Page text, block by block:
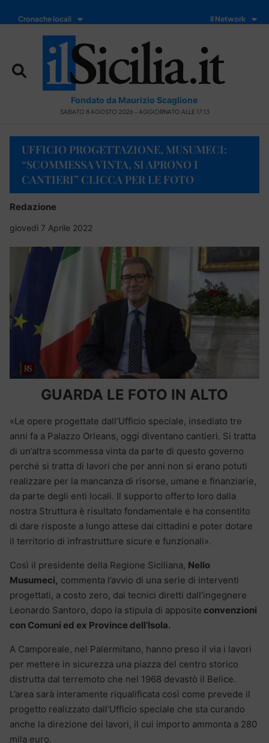
Cronache locali Il Network
Fondato da Maurizio Scaglione
SABATO 8 AGOSTO 2026 - AGGIORNATO ALLE 17:13
UFFICIO PROGETTAZIONE, MUSUMECI:
“SCOMMESSA VINTA, SI APRONO I
CANTIERI” CLICCA PER LE FOTO
Redazione
giovedì 7 Aprile 2022
GUARDA LE FOTO IN ALTO
«Le opere progettate dall’Ufficio speciale, insediato tre
anni fa a Palazzo Orleans, oggi diventano cantieri. Si tratta
di un’altra scommessa vinta da parte di questo governo
perché si tratta di lavori che per anni non si erano potuti
realizzare per la mancanza di risorse, umane e finanziarie,
da parte degli enti locali. Il supporto offerto loro dalla
nostra Struttura è risultato fondamentale e ha consentito
di dare risposte a lungo attese dai cittadini e poter dotare
il territorio di infrastrutture sicure e funzionali».
Così il presidente della Regione Siciliana, Nello
Musumeci, commenta l’avvio di una serie di interventi
progettati, a costo zero, dai tecnici diretti dall’ingegnere
Leonardo Santoro, dopo la stipula di apposite convenzioni
con Comuni ed ex Province dell’Isola.
A Camporeale, nel Palermitano, hanno preso il via i lavori
per mettere in sicurezza una piazza del centro storico
distrutta dal terremoto che nel 1968 devastò il Belice.
L’area sarà interamente riqualificata così come prevede il
progetto realizzato dall’Ufficio speciale che sta curando
anche la direzione dei lavori, il cui importo ammonta a 280
mila euro.